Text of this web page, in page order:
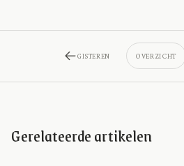
GISTEREN OVERZICHT
Gerelateerde artikelen